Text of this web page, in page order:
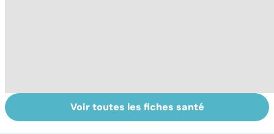
Narcolepsie : des
crises de
Maladie de
Huntington : une
Voir toutes les fiches santé